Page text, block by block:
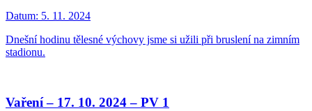
Datum: 5. 11. 2024
Dnešní hodinu tělesné výchovy jsme si užili při bruslení na zimním
stadionu.
Vaření – 17. 10. 2024 – PV 1